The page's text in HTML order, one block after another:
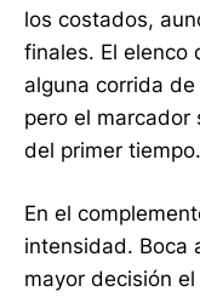
los costados,
finales. El elenco
alguna corrida
pero el marcador
del primer tiempo.
En el
intensidad. Boca
mayor decisión